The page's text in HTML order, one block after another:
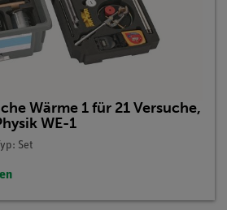
Wärme 1 für 21 Versuche,
WE-1
Set